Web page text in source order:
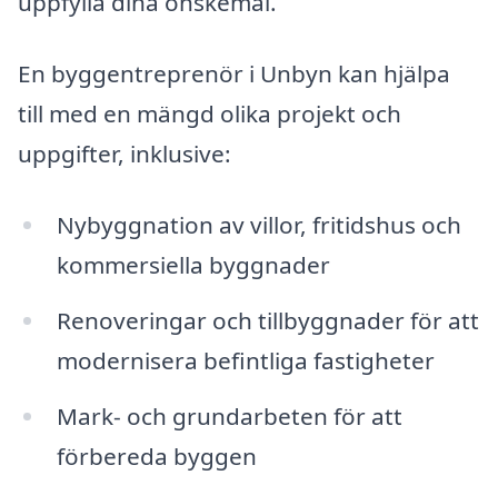
En byggentreprenör i Unbyn kan hjälpa
till med en mängd olika projekt och
uppgifter, inklusive:
Nybyggnation av villor, fritidshus och
kommersiella byggnader
Renoveringar och tillbyggnader för att
modernisera befintliga fastigheter
Mark- och grundarbeten för att
förbereda byggen